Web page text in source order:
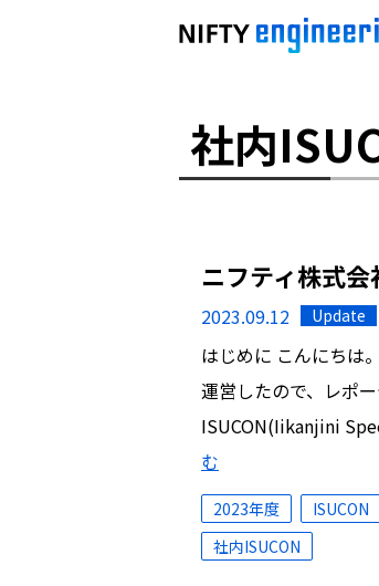
社内
ニフティ株式会
2023.09.12 Update
はじめに こんにちは
運営したので、レポ
ISUCON(Iikanjini
む
2023年度 ISUCON
社内ISUCON